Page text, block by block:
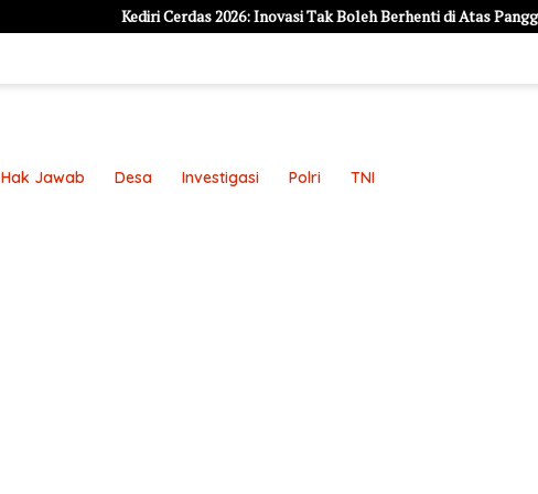
Kediri Cerdas 2026: Inovasi Tak Boleh Berhenti di Atas Panggung,
Hak Jawab Desa Investigasi Polri TNI